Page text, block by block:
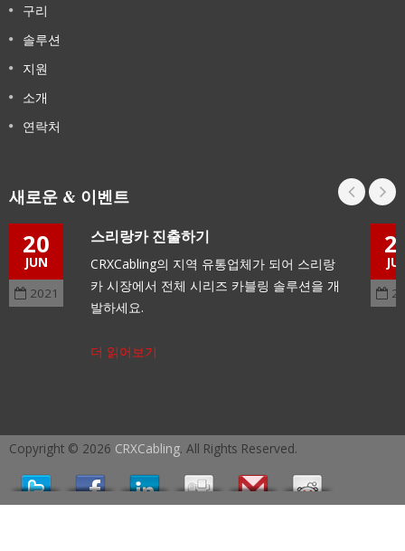
구리
솔루션
지원
소개
연락처
새로운 & 이벤트
20
JUN
2021
스리랑카 진출하기
CRXCabling의 지역 유통업체가 되어 스리랑
카 시장에서 전체 시리즈 카블링 솔루션을 개
발하세요.
더 읽어보기
Copyright © 2026 CRXCabling. All Rights Reserved.